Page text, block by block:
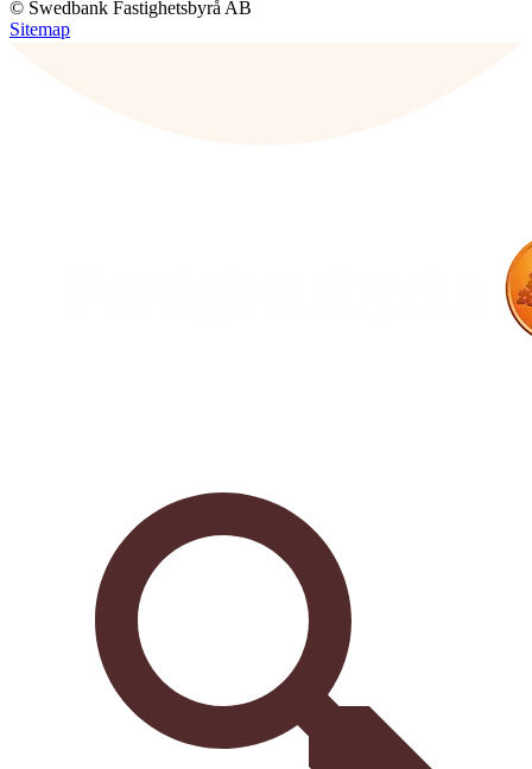
© Swedbank Fastighetsbyrå AB
Sitemap